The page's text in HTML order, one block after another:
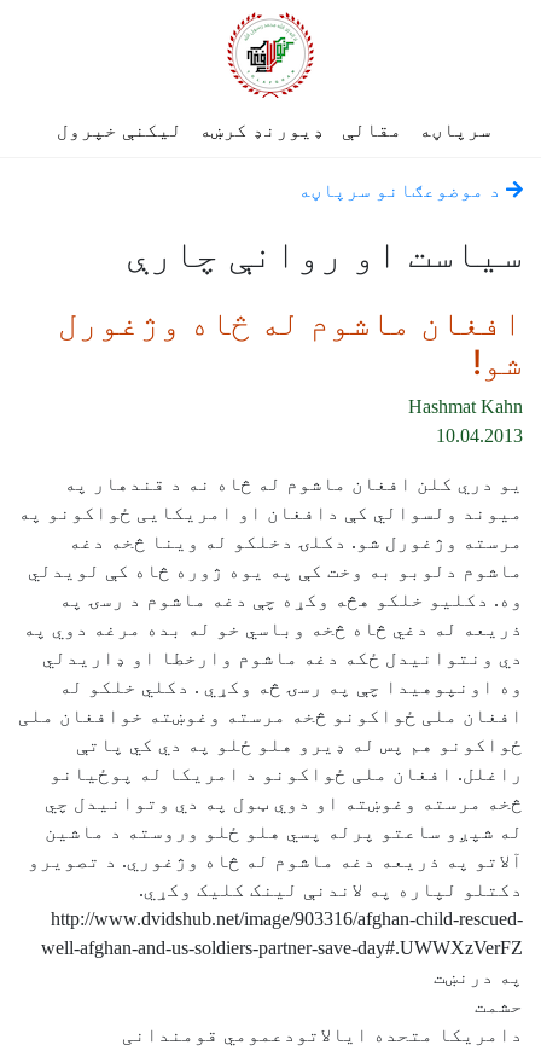
سرپاڼه مقالې ډیورنډ کرښه لیکنې خپرول
د موضوعګانو سرپاڼه
سياست او روانې چارې
افغان ماشوم له څاه وژغورل
شو!
Hashmat Kahn
10.04.2013
یو دري کلن افغان ماشوم له څاه نه د قندهار په
میوند ولسوالي کې دافغان او امریکایی ځواکونو په
مرسته وژغورل شو. دکلۍ دخلکو له وینا څخه دغه
ماشوم دلوبو به وخت کې په یوه ژوره څاه کې لویدلي
وه. دکلیو خلکو هڅه وکړه چې دغه ماشوم د رسۍ په
ذریعه له دغي څاه څخه وباسي خو له بده مرغه دوي په
دي ونتوانیدل ځکه دغه ماشوم وارخطا او ډاریدلي
وه اونپوهیدا چې په رسۍ څه وکړي . دکلي خلکو له
افغان ملی ځواکونو څخه مرسته وغوښته خوافغان ملی
ځواکونو هم پس له ډیرو هلو ځلو په دي کي پاتې
راغلل. افغان ملی ځواکونو د امریکا له پوځیانو
څخه مرسته وغوښته او دوي ټول په دي وتوانیدل چي
له شپږو ساعتو پرله پسي هلو ځلو وروسته د ماشین
آلاتو په ذریعه دغه ماشوم له څاه وژغوري. د تصویرو
دکتلو لپاره په لاندنې لینک کلیک وکړي.
http://www.dvidshub.net/image/903316/afghan-child-rescued-
well-afghan-and-us-soldiers-partner-save-day#.UWWXzVerFZ
په درنښت
حشمت
دامریکا متحده ایالاتودعمومي قومندانی